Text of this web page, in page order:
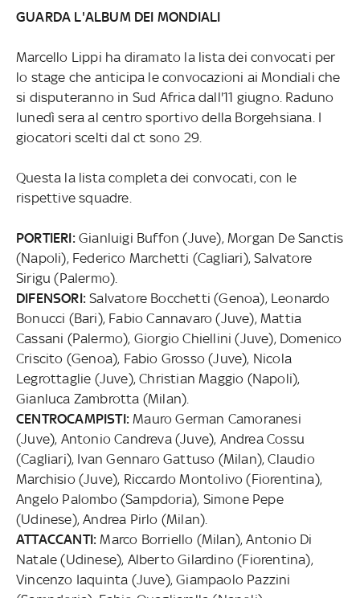
GUARDA L'ALBUM DEI MONDIALI
Marcello Lippi ha diramato la lista dei convocati per
lo stage che anticipa le convocazioni ai Mondiali che
si disputeranno in Sud Africa dall'11 giugno. Raduno
lunedì sera al centro sportivo della Borgehsiana. I
giocatori scelti dal ct sono 29.
Questa la lista completa dei convocati, con le
rispettive squadre.
PORTIERI:Gianluigi Buffon (Juve), Morgan De Sanctis
(Napoli), Federico Marchetti (Cagliari), Salvatore
Sirigu (Palermo).
DIFENSORI:Salvatore Bocchetti (Genoa), Leonardo
Bonucci (Bari), Fabio Cannavaro (Juve), Mattia
Cassani (Palermo), Giorgio Chiellini (Juve), Domenico
Criscito (Genoa), Fabio Grosso (Juve), Nicola
Legrottaglie (Juve), Christian Maggio (Napoli),
Gianluca Zambrotta (Milan).
CENTROCAMPISTI:Mauro German Camoranesi
(Juve), Antonio Candreva (Juve), Andrea Cossu
(Cagliari), Ivan Gennaro Gattuso (Milan), Claudio
Marchisio (Juve), Riccardo Montolivo (Fiorentina),
Angelo Palombo (Sampdoria), Simone Pepe
(Udinese), Andrea Pirlo (Milan).
ATTACCANTI: Marco Borriello (Milan), Antonio Di
Natale (Udinese), Alberto Gilardino (Fiorentina),
Vincenzo Iaquinta (Juve), Giampaolo Pazzini